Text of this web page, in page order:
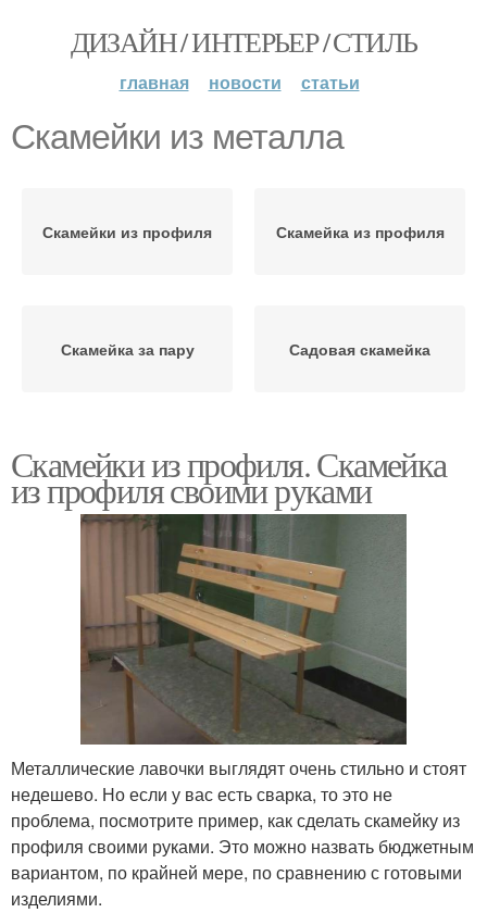
ДИЗАЙН / ИНТЕРЬЕР / СТИЛЬ
главная новости статьи
Скамейки из металла
Скамейки из профиля Скамейка из профиля
Скамейка за пару Садовая скамейка
Скамейки из профиля. Скамейка
из профиля своими руками
Металлические лавочки выглядят очень стильно и стоят
недешево. Но если у вас есть сварка, то это не
проблема, посмотрите пример, как сделать скамейку из
профиля своими руками. Это можно назвать бюджетным
вариантом, по крайней мере, по сравнению с готовыми
изделиями.